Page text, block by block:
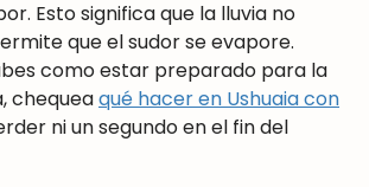
Esto significa que la lluvia no
que el sudor se evapore.
como estar preparado para la
chequeaqué hacer en Ushuaia con
ni un segundo en el fin del